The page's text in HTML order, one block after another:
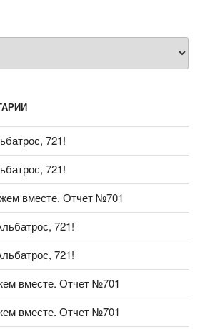
721!
721!
вместе. Отчет №701
721!
721!
вместе. Отчет №701
вместе. Отчет №701